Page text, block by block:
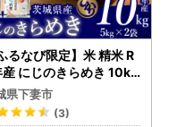
るなび限定】米 精米 R
産 にじのきらめき 10kg
FN-Limited-PR
県下妻市
(3)